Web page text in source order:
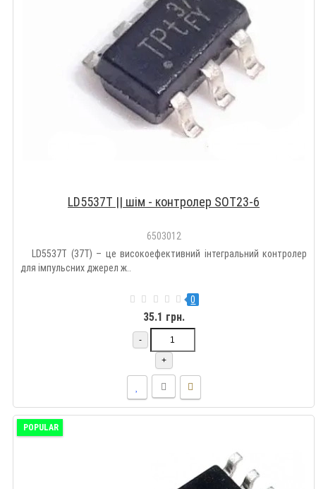
LD5537T || шім - контролер SOT23-6
6503012
LD5537T (37T) – це високоефективний інтегральний контролер
для імпульсних джерел ж..
0
35.1 грн.
-
+
POPULAR